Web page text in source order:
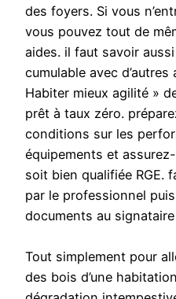
des foyers. Si vous
vous pouvez tout de
aides. il faut savoir
cumulable avec
Habiter mieux agilité »
prêt à taux zéro.
conditions sur les
équipements et
soit bien qualifiée RGE.
par le professionnel
documents au
Tout simplement pour
des bois d’une